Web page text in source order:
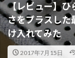
【レビュー】ひ
さをプラスした
け入れてみた
2017年7月15日